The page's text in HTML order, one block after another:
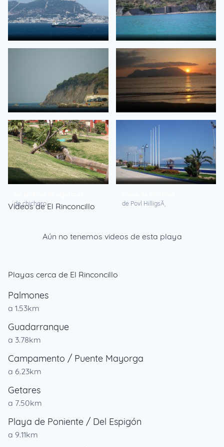
La Aguadilla-Getares
de Paco Mendez
La Ballenera
de Chano Rodriguez
the sunrise over Gibraltar
de j.e.weintritt
de chicharo
de Povl HilligsÃ¸
Videos de El Rinconcillo
Aún no tenemos videos de esta playa
Playas cerca de El Rinconcillo
Palmones
a 1.53km
Guadarranque
a 3.78km
Campamento / Puente Mayorga
a 6.23km
Getares
a 7.50km
Playa de Poniente / Del Espigón
a 9.11km